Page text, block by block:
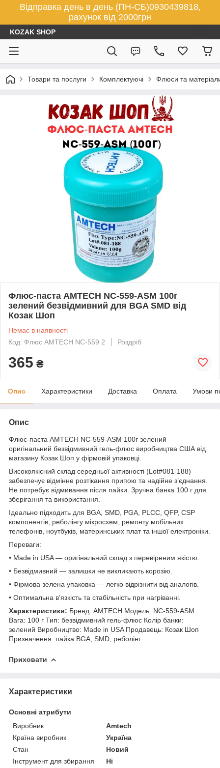
Відправка день в день (ПН-СБ)0930439818,
рахунок від 2000грн
KOZAK SHOP
Товари та послуги Комплектуючі Флюси та
Флюс-паста AMTECH NC-559-ASM 100г
зелений безвідмивний для BGA SMD від
Козак Шоп
Немає в наявності
Код: Флюс AMTECH NC-559 2
Роздріб
365 ₴
Опис Характеристики Доставка Оплата Умови
Опис
Флюс-паста AMTECH NC-559-ASM 100г зелений —
оригінальний безвідмивний гель-флюс виробництва США від
магазину Козак Шоп у фірмовій упаковці.
Високоякісний склад середньої активності (Lot#081-188)
забезпечує відмінне розтікання припою та надійне з’єднання.
Не потребує відмивання після пайки. Зручна банка 100 г для
зберігання та використання.
Ідеально підходить для BGA, SMD, PGA, PLCC, QFP, CSP
компонентів, реболінгу мікросхем, ремонту мобільних
телефонів, ноутбуків, материнських плат та іншої електроніки.
Переваги:
• Made in USA — оригінальний склад з перевіреним якістю.
• Безвідмивний — залишки не викликають корозію.
• Фірмова зелена упаковка — легко відрізнити від аналогів.
• Оптимальна в’язкість та стабільність при нагріванні.
Характеристики: Бренд: AMTECH Модель: NC-559-ASM
Вага: 100 г Тип: безвідмивний гель-флюс Колір банки:
зелений Виробництво: Made in USA Продавець: Козак Шоп
Призначення: пайка BGA, SMD, реболінг
Приховати
Характеристики
Основні атрибути
Виробник
Amtech
Країна виробник
Україна
Стан
Новий
Інструмент для збирання
Ні